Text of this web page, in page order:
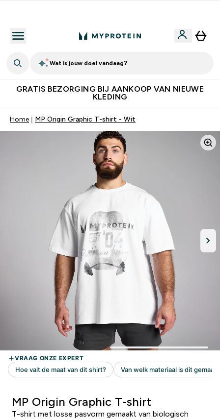
Wat is jouw doel vandaag?
GRATIS BEZORGING BIJ AANKOOP VAN NIEUWE
KLEDING
Home MP Origin Graphic T-shirt - Wit
MP Origin Graphic T-shirt
T-shirt met losse pasvorm gemaakt van biologisch